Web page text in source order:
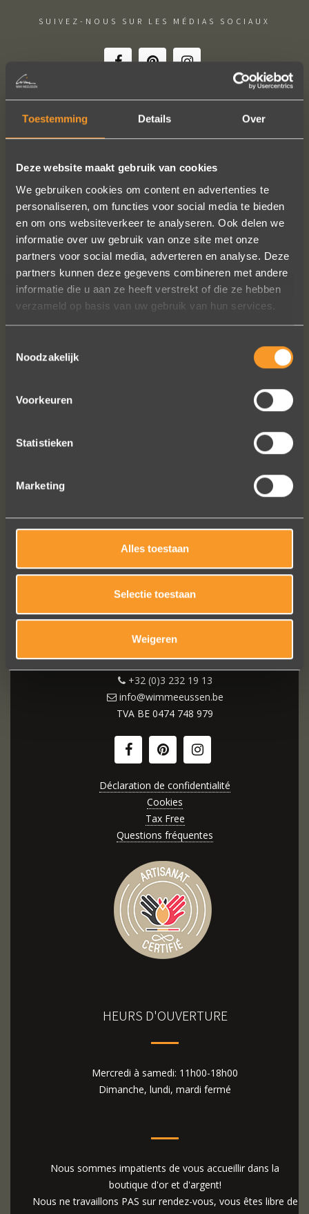
Toestemming Details Over
Deze website maakt gebruik van cookies
We gebruiken cookies om content en advertenties te
personaliseren, om functies voor social media te bieden
en om ons websiteverkeer te analyseren. Ook delen we
informatie over uw gebruik van onze site met onze
partners voor social media, adverteren en analyse. Deze
partners kunnen deze gegevens combineren met andere
informatie die u aan ze heeft verstrekt of die ze hebben
verzameld op basis van uw gebruik van hun services.
Noodzakelijk
Voorkeuren
Statistieken
Marketing
Alles toestaan
Selectie toestaan
Weigeren
SUIVEZ-NOUS SUR LES MÉDIAS SOCIAUX
zijn gewoon prachtig en subtiel
het echt zijn ze eigenlijk mooier dan
op de foto's.
We bestelden online, maar er wordt
contact met je onderhouden alsof je
in de winkel staat.
Het is eigenlijk een feestje om bij Wim
Meeusen sierraden aan te schaffen!
WIM MEEUSSEN
2000 Anvers (Belgique)
+32 (0)3 232 19 13
info@wimmeeussen.be
TVA BE 0474 748 979
Déclaration de confidentialité
Cookies
Tax Free
Questions fréquentes
HEURS D'OUVERTURE
Mercredi à samedi: 11h00-18h00
Dimanche, lundi, mardi fermé
Nous sommes impatients de vous accueillir dans la
boutique d'or et d'argent!
Nous ne travaillons PAS sur rendez-vous, vous êtes libre de